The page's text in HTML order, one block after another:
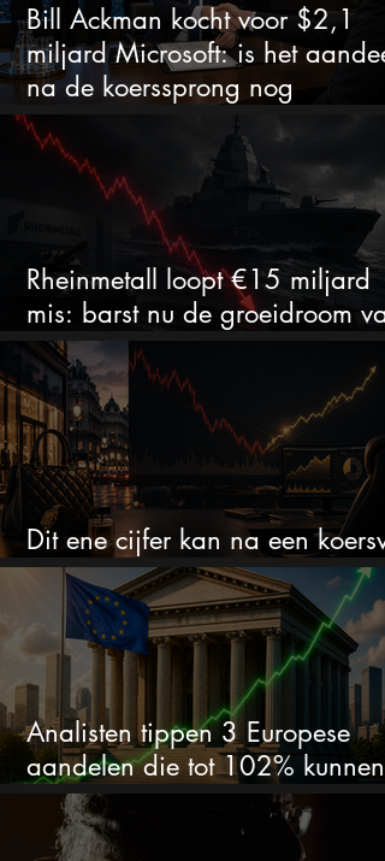
Bill Ackman kocht voor $2,1
miljard Microsoft: is het aandeel
na de koerssprong nog
aantrekkelijk?
Rheinmetall loopt €15 miljard
mis: barst nu de groeidroom van
het defensiebedrijf?
Dit ene cijfer kan na een
van 50% alles veranderen
Analisten tippen 3 Europese
aandelen die tot 102% kunnen
stijgen